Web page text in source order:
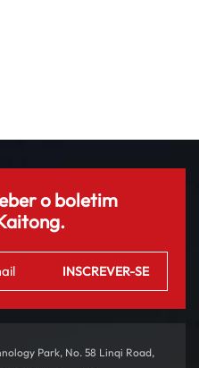
o boletim
Park, No. 58 Linqi Road,